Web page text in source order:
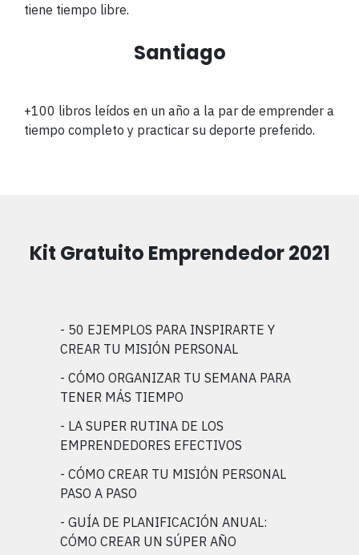
tiene tiempo libre.
Santiago
+100 libros leídos en un año a la par de emprender a
tiempo completo y practicar su deporte preferido.
Kit Gratuito Emprendedor 2021
- 50 EJEMPLOS PARA INSPIRARTE Y
CREAR TU MISIÓN PERSONAL
- CÓMO ORGANIZAR TU SEMANA PARA
TENER MÁS TIEMPO
- LA SUPER RUTINA DE LOS
EMPRENDEDORES EFECTIVOS
- CÓMO CREAR TU MISIÓN PERSONAL
PASO A PASO
- GUÍA DE PLANIFICACIÓN ANUAL:
CÓMO CREAR UN SÚPER AÑO